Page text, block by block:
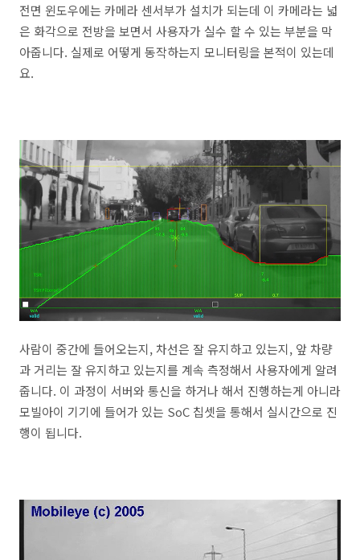
전면 윈도우에는 카메라 센서부가 설치가 되는데 이 카메라는 넓
은 화각으로 전방을 보면서 사용자가 실수 할 수 있는 부분을 막
아줍니다. 실제로 어떻게 동작하는지 모니터링을 본적이 있는데
요.
사람이 중간에 들어오는지, 차선은 잘 유지하고 있는지, 앞 차량
과 거리는 잘 유지하고 있는지를 계속 측정해서 사용자에게 알려
줍니다. 이 과정이 서버와 통신을 하거나 해서 진행하는게 아니라
모빌아이 기기에 들어가 있는 SoC 칩셋을 통해서 실시간으로 진
행이 됩니다.